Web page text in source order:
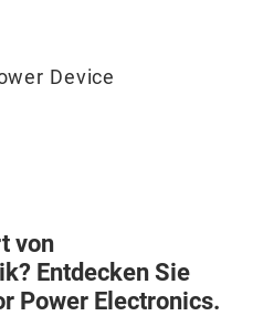
Device
von
Entdecken Sie
Power Electronics.